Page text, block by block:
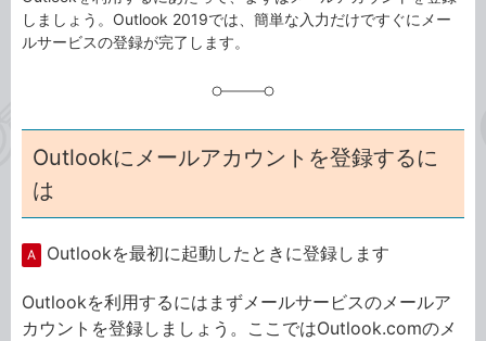
しましょう。Outlook 2019では、簡単な入力だけですぐにメー
ルサービスの登録が完了します。
Outlookにメールアカウントを登録するに
は
A Outlookを最初に起動したときに登録します
Outlookを利用するにはまずメールサービスのメールア
カウントを登録しましょう。ここではOutlook.comのメ